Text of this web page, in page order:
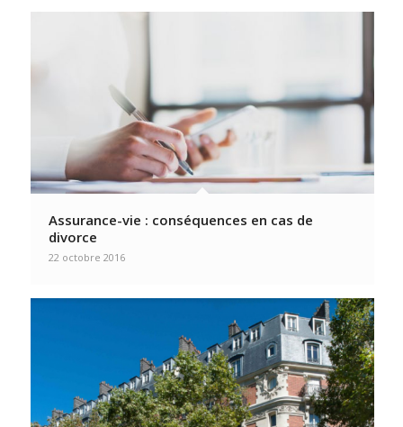
Assurance-vie : conséquences en cas de
divorce
22 octobre 2016